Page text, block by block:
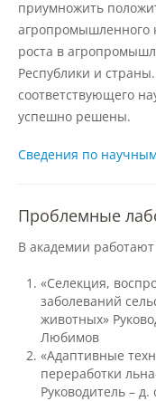
Контакты
Обратная связь
Банковские
приумножить
агропромышленного
роста в
Республики и
соответствующего
успешно решены.
Сведения по
Проблемные
В академии
«Селекция,
заболеваний
животных»
Любимов
«Адаптивные
переработки
Руководитель –